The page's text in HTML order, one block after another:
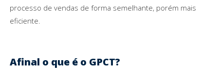
processo de vendas de forma semelhante, porém mais
eficiente.
Afinal o que é o GPCT?